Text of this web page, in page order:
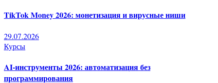
TikTok Money 2026: монетизация и вирусные ниши
29.07.2026
Курсы
AI-инструменты 2026: автоматизация без
программирования